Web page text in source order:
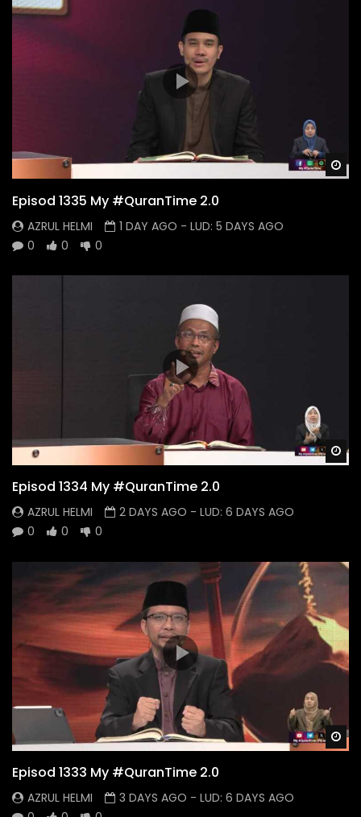
Episod 1335 My #QuranTime 2.0
AZRUL HELMI 1 DAY AGO - LUD: 5 DAYS AGO
0
0 0
Episod 1334 My #QuranTime 2.0
AZRUL HELMI 2 DAYS AGO - LUD: 6 DAYS AGO
0
0 0
Episod 1333 My #QuranTime 2.0
AZRUL HELMI 3 DAYS AGO - LUD: 6 DAYS AGO